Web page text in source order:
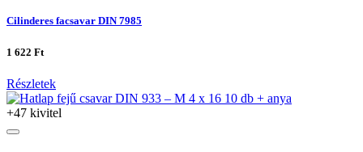
Cilinderes facsavar DIN 7985
1 622 Ft
Részletek
+47 kivitel